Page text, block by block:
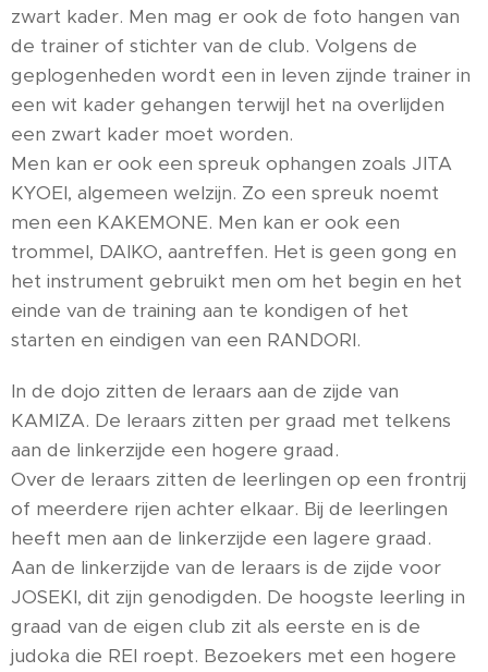
zwart kader. Men mag er ook de foto hangen van
de trainer of stichter van de club. Volgens de
geplogenheden wordt een in leven zijnde trainer in
een wit kader gehangen terwijl het na overlijden
een zwart kader moet worden.
Men kan er ook een spreuk ophangen zoals JITA
KYOEI, algemeen welzijn. Zo een spreuk noemt
men een KAKEMONE. Men kan er ook een
trommel, DAIKO, aantreffen. Het is geen gong en
het instrument gebruikt men om het begin en het
einde van de training aan te kondigen of het
starten en eindigen van een RANDORI.
In de dojo zitten de leraars aan de zijde van
KAMIZA. De leraars zitten per graad met telkens
aan de linkerzijde een hogere graad.
Over de leraars zitten de leerlingen op een frontrij
of meerdere rijen achter elkaar. Bij de leerlingen
heeft men aan de linkerzijde een lagere graad.
Aan de linkerzijde van de leraars is de zijde voor
JOSEKI, dit zijn genodigden. De hoogste leerling in
graad van de eigen club zit als eerste en is de
judoka die REI roept. Bezoekers met een hogere